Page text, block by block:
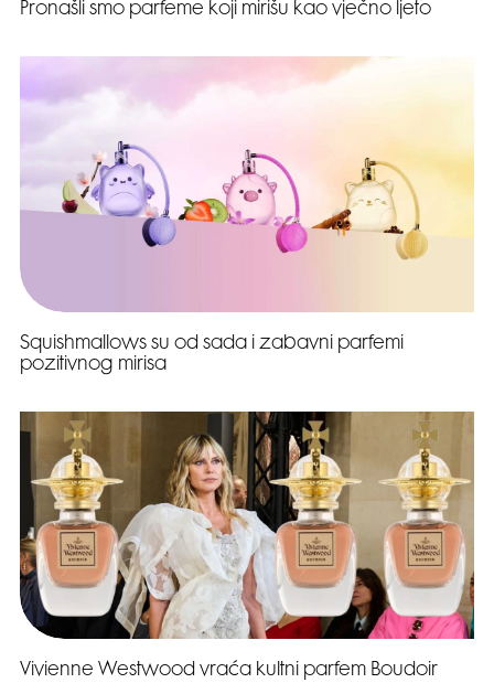
Pronašli smo parfeme koji mirišu kao vječno ljeto
Squishmallows su od sada i zabavni parfemi
pozitivnog mirisa
Vivienne Westwood vraća kultni parfem Boudoir